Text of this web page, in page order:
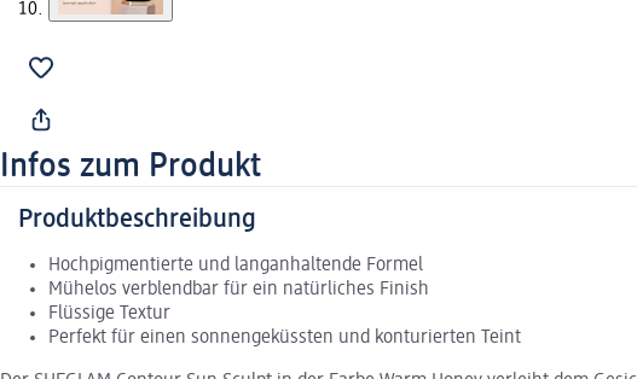
Infos zum Produkt
Produktbeschreibung
Hochpigmentierte und langanhaltende Formel
Mühelos verblendbar für ein natürliches Finish
Flüssige Textur
Perfekt für einen sonnengeküssten und konturierten Teint